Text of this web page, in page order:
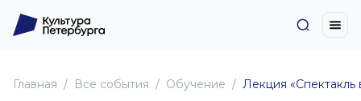
Главная Все события Обучение Лекция «Спектакль